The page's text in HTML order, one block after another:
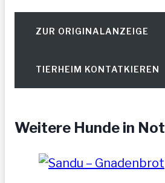
ZUR ORIGINALANZEIGE
TIERHEIM KONTATKIEREN
Weitere Hunde in Not